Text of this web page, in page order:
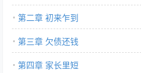
第二章 初来乍到
第三章 欠债还钱
第四章 家长里短